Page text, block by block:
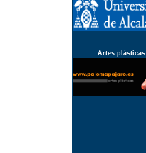
Artes plásticas